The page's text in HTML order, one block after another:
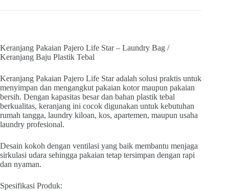
Keranjang Pakaian Pajero Life Star – Laundry Bag /
Keranjang Baju Plastik Tebal
Keranjang Pakaian Pajero Life Star adalah solusi praktis untuk
menyimpan dan mengangkut pakaian kotor maupun pakaian
bersih. Dengan kapasitas besar dan bahan plastik tebal
berkualitas, keranjang ini cocok digunakan untuk kebutuhan
rumah tangga, laundry kiloan, kos, apartemen, maupun usaha
laundry profesional.
Desain kokoh dengan ventilasi yang baik membantu menjaga
sirkulasi udara sehingga pakaian tetap tersimpan dengan rapi
dan nyaman.
Spesifikasi Produk: